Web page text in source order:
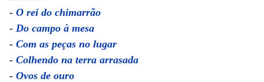
- O rei do chimarrão
- Do campo à mesa
- Com as peças no lugar
- Colhendo na terra arrasada
- Ovos de ouro